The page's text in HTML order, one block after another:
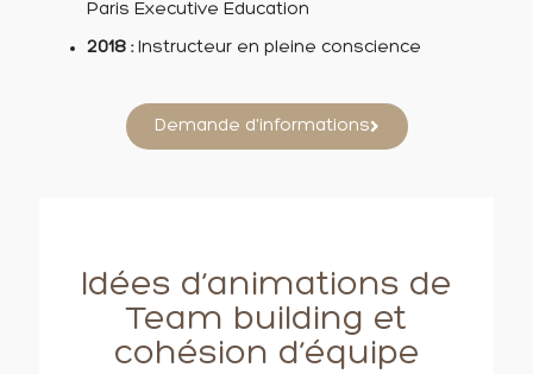
Paris Executive Education
2018 :Instructeur en pleine conscience
Demande d'informations
Idées d’animations de
Team building et
cohésion d’équipe